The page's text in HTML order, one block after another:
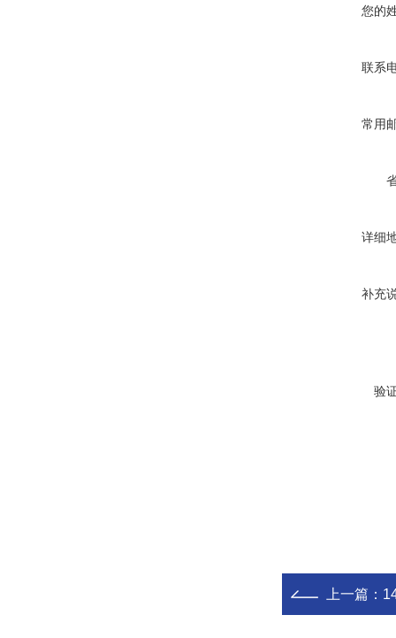
您的
联系
常用
详细
补充
验
上一篇：